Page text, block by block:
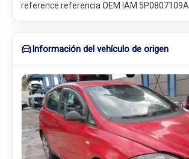
reference referencia OEM IAM 5P0807109A
Información del vehículo de origen